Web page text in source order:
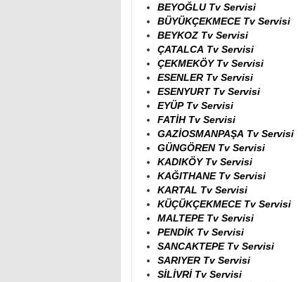
BEYOĞLU Tv Servisi
BÜYÜKÇEKMECE Tv Servisi
BEYKOZ Tv Servisi
ÇATALCA Tv Servisi
ÇEKMEKÖY Tv Servisi
ESENLER Tv Servisi
ESENYURT Tv Servisi
EYÜP Tv Servisi
FATİH Tv Servisi
GAZİOSMANPAŞA Tv Servisi
GÜNGÖREN Tv Servisi
KADIKÖY Tv Servisi
KAĞITHANE Tv Servisi
KARTAL Tv Servisi
KÜÇÜKÇEKMECE Tv Servisi
MALTEPE Tv Servisi
PENDİK Tv Servisi
SANCAKTEPE Tv Servisi
SARIYER Tv Servisi
SİLİVRİ Tv Servisi